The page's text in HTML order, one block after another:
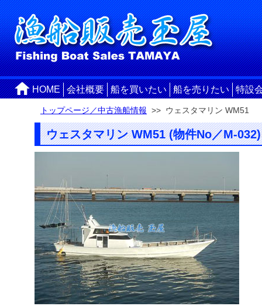
HOME 会社概要 船を買いたい 船を売りたい 特設
トップページ／中古漁船情報 >> ウェスタマリン WM51
ウェスタマリン WM51 (物件No／M-